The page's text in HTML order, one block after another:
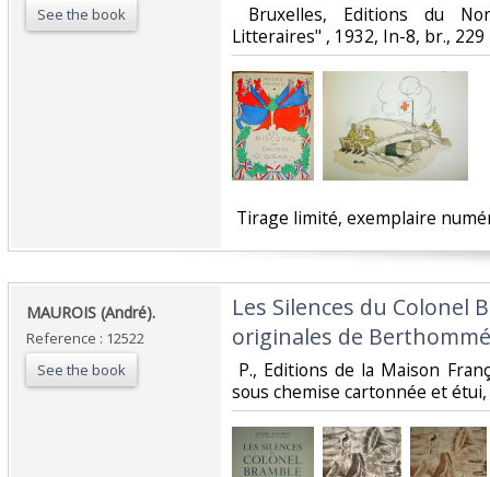
See the book
Bruxelles, Editions du
Litteraires" , 1932, In-8, br., 229
Tirage limité, exemplaire
‎MAUROIS (André).‎
Reference : 12522
See the book
‎Les Silences du Colonel
originales de
P., Editions de la Maison
sous chemise cartonnée et